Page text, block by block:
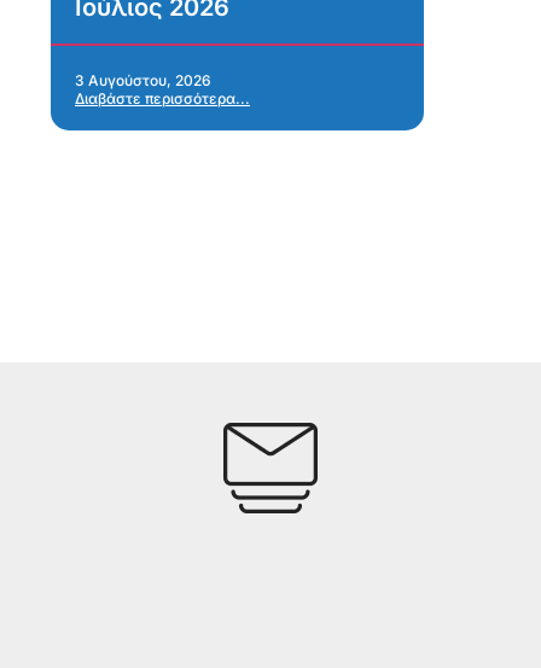
Ιούλιος 2026
3 Αυγούστου, 2026
Διαβάστε περισσότερα...